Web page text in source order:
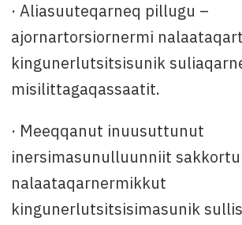
· Aliasuuteqarneq pillugu –
ajornartorsiornermi
kingunerlutsitsisunik
misilittagaqassaatit.
· Meeqqanut inuusuttunut
inersimasunulluunniit
nalaataqarnermikkut
kingunerlutsitsisimasunik